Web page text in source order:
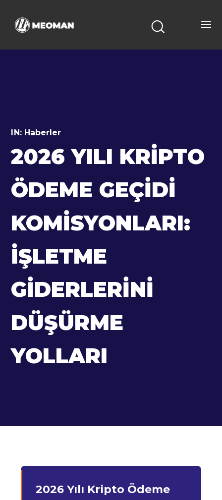
IN: Haberler
2026 YILI KRIPTO
ÖDEME GEÇIDI
KOMISYONLARI:
İŞLETME
GIDERLERINI
DÜŞÜRME
YOLLARI
2026 Yılı Kripto Ödeme